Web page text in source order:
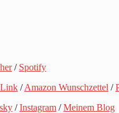
/ Spotify
/Amazon Wunschzettel /
/Instagram /Meinem Blog